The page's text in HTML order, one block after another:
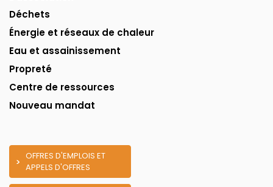
Déchets
Énergie et réseaux de chaleur
Eau et assainissement
Propreté
Centre de ressources
Nouveau mandat
OFFRES D'EMPLOIS ET
APPELS D'OFFRES